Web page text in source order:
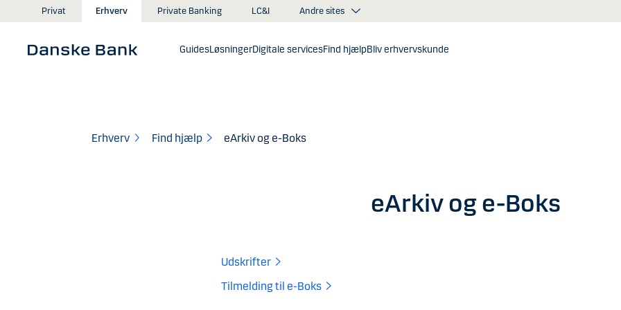
Gå til hovedindhold
Privat Erhverv Private Banking LC&I Andre sites
GuidesLøsningerDigitale servicesFind hjælpBliv erhvervskunde
Erhverv Find hjælp eArkiv og e-Boks
eArkiv og e-Boks
Udskrifter
Tilmelding til e-Boks